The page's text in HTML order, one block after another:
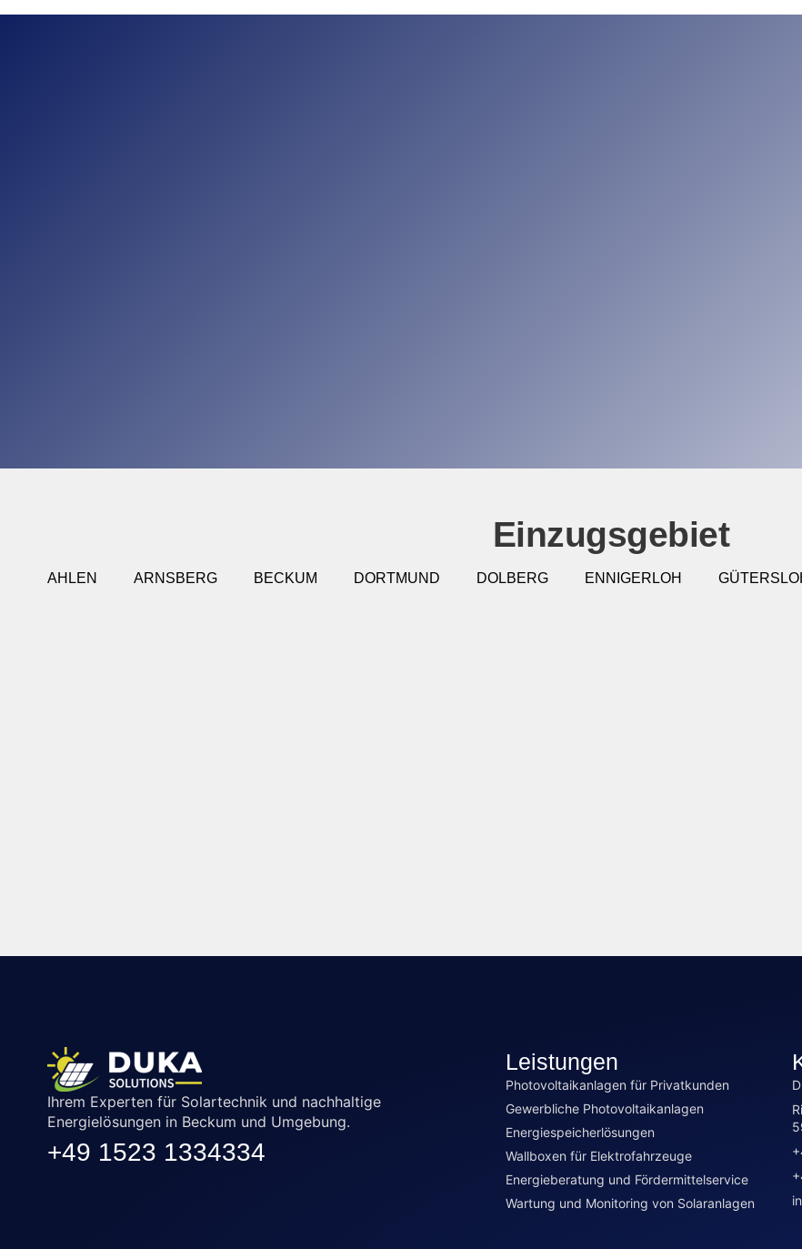
AHLEN ARNSBERG BECKUM DORTMUND DOLBERG ENNIGERLOH
Einzugsgebiet
Ihrem Experten für Solartechnik und nachhaltige
Energielösungen in Beckum und Umgebung.
+49 1523 1334334
Leistungen
Photovoltaikanlagen für Privatkunden
Gewerbliche Photovoltaikanlagen
Energiespeicherlösungen
Wallboxen für Elektrofahrzeuge
Energieberatung und Fördermittelservice
Wartung und Monitoring von Solaranlagen